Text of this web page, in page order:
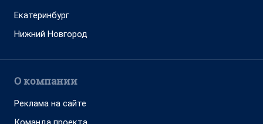
Екатеринбург
Нижний Новгород
О компании
Реклама на сайте